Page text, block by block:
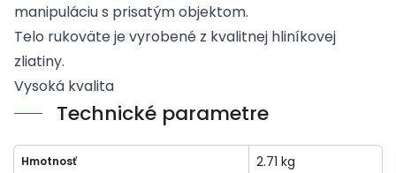
manipuláciu s prisatým objektom.
Telo rukoväte je vyrobené z kvalitnej hliníkovej
zliatiny.
Vysoká kvalita
Technické parametre
Hmotnosť 2.71 kg